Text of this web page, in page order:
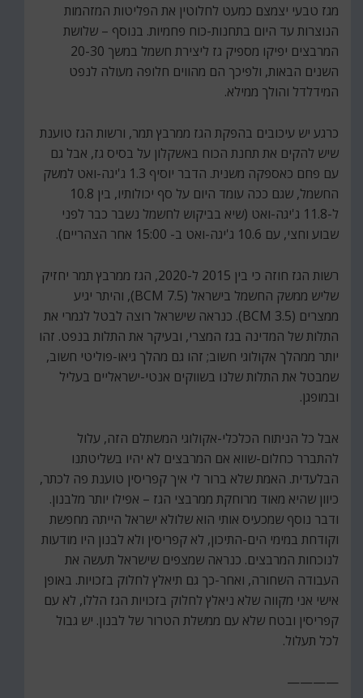
מגז טבעי יצמצם כמעט לחלוטין את הפליטות המזהמות
הנוצרות עד היום בתחנות-כוח פחמיות. בנוסף – שלושת
המרבצים יפיקו מספיק גז ליצירת חשמל במשך 20-30
השנים הבאות, ולפיכך הם מהווים חלופה מעולה לנפט
המידלדל והולך ממילא.
כרגע יש עיכובים בהפקת הגז ממרבץ תמר, ורשות הגז טוענת
שיש להקים את תחנת הכוח באשקלון על בסיס גז, אבל גם
עם פחם כאספקה משנית. הדבר יוסיף 1.3 ג'יגה-ואט למשק
החשמל, שגם ככה עומד היום על סף יכולותיו, בין 10.8
ל-11.8 ג'יגה-ואט (שיא בביקוש לחשמל נשבר כבר לפני
שבוע וחצי, עם 10.6 ג'יגה-ואט ב- 15:00 אחר הצהריים).
רשות הגז חוזה כי בין 2015 ל-2020, הגז ממרבץ תמר יחזיק
שליש ממשק החשמל בישראל (7.5 BCM), והיתר יגיע
ממצרים (3.5 BCM). כנראה שישראל רוצה לבטל לגמרי את
התלות של המדינה בגז המצרי, ובעיקר את התלות בנפט. זהו
יותר ממהלך אקולוגי חשוב; זהו גם מהלך גיאו-פוליטי חשוב,
שמבטל את התלות שלנו בשווקים אנטי-ישראליים בעליל
ובמופגן.
אבל כל הניתוח הכלכלי-אקולוגי המשתלם הזה, עלול
להתברר כחלום-שווא אם המרבצים לא יהיו בשליטתנו
הבלעדית. האמת שלא ברור לי איך קפריסין טוענת פה לכתר,
כיוון שהיא מאוד מרוחקת ממרבצי הגז – אפילו יותר מלבנון.
ודבר נוסף שמכעיס אותי הוא שלולא ישראל הייתה מחפשת
וקודחת במימי הים-התיכון, לא קפריסין ולא לבנון היו מודעות
לנוכחות המרבצים. כנראה שמצפים שישראל תעשה את
העבודה השחורה, ואחר-כך גם תיאלץ לחלוק בזכויות. באופן
אישי אני מקווה שלא ניאלץ לחלוק בזכויות הגז הללו, לא עם
קפריסין ובטח שלא עם ממשלת הטרור של לבנון. יש גבול
לכל תעלול.
————